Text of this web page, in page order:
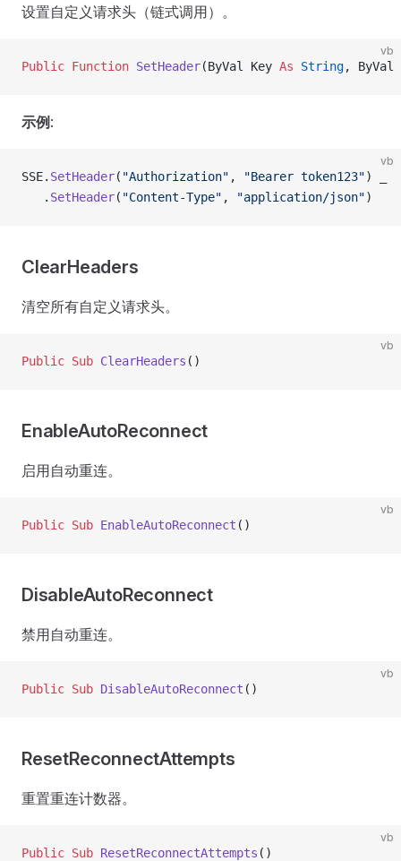
设置自定义请求头（链式调用）。
vb
Public Function SetHeader(ByVal Key As String,
示例 :
vb
SSE. SetHeader( "Authorization" , "Bearer token123") _
   .
SetHeader( "Content-Type" , "application/json")
ClearHeaders
清空所有自定义请求头。
vb
Public Sub ClearHeaders ()
EnableAutoReconnect
启用自动重连。
vb
Public Sub EnableAutoReconnect ()
DisableAutoReconnect
禁用自动重连。
vb
Public Sub DisableAutoReconnect ()
ResetReconnectAttempts
重置重连计数器。
vb
Public Sub ResetReconnectAttempts ()